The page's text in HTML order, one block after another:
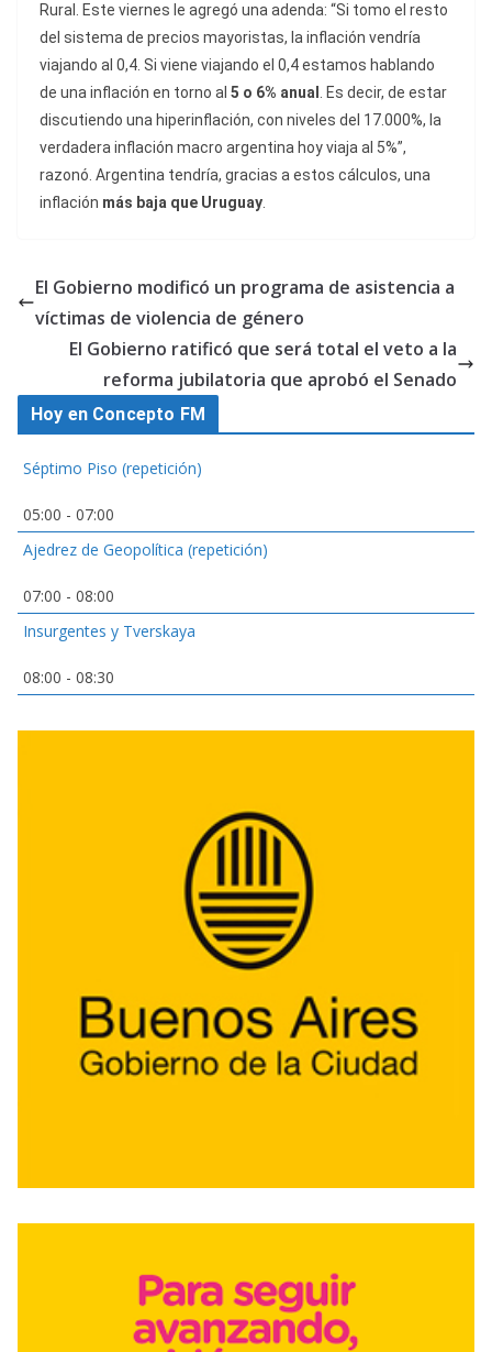
Rural. Este viernes le agregó una adenda: “Si tomo el resto
del sistema de precios mayoristas, la inflación vendría
viajando al 0,4. Si viene viajando el 0,4 estamos hablando
de una inflación en torno al 5 o 6% anual . Es decir, de estar
discutiendo una hiperinflación, con niveles del 17.000%, la
verdadera inflación macro argentina hoy viaja al 5%”,
razonó. Argentina tendría, gracias a estos cálculos, una
inflación más baja que Uruguay.
El Gobierno modificó un programa de asistencia a
víctimas de violencia de género
El Gobierno ratificó que será total el veto a la
reforma jubilatoria que aprobó el Senado
Hoy en Concepto FM
Séptimo Piso (repetición)
05:00 - 07:00
Ajedrez de Geopolítica (repetición)
07:00 - 08:00
Insurgentes y Tverskaya
08:00 - 08:30